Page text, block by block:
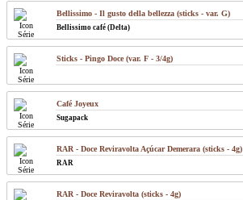
Bellissimo - Il gusto della bellezza (sticks - var. G)
Bellissimo café (Delta)
Sticks - Pingo Doce (var. F - 3/4g)
Café Joyeux
Sugapack
RAR - Doce Reviravolta Açúcar Demerara (sticks - 4g)
RAR
RAR - Doce Reviravolta (sticks - 4g)